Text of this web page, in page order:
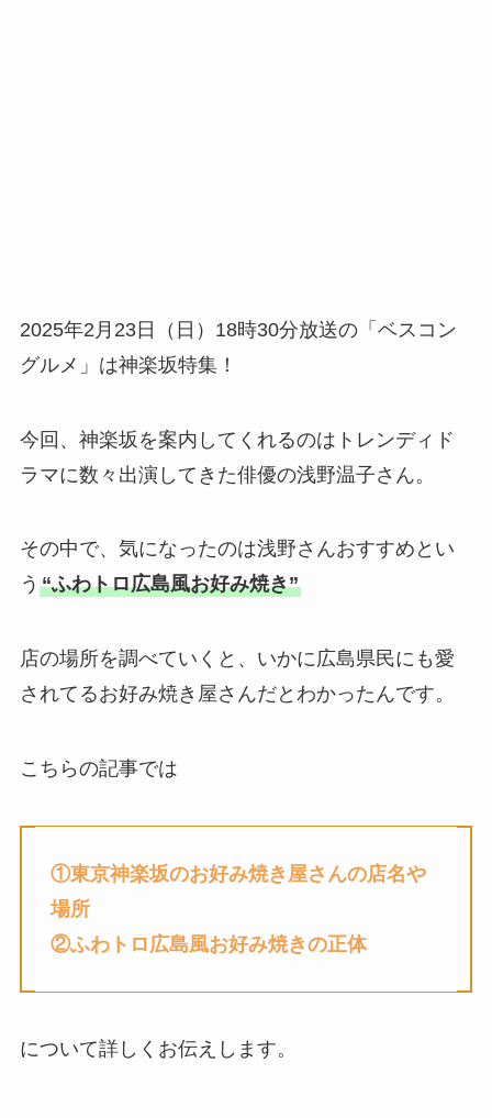
2025年2月23日（日）18時30分放送の「ベスコン
グルメ」は神楽坂特集！
今回、神楽坂を案内してくれるのはトレンディド
ラマに数々出演してきた俳優の浅野温子さん。
その中で、気になったのは浅野さんおすすめとい
う “ふわトロ広島風お好み焼き”
店の場所を調べていくと、いかに広島県民にも愛
されてるお好み焼き屋さんだとわかったんです。
こちらの記事では
①東京神楽坂のお好み焼き屋さんの店名や
場所
②ふわトロ広島風お好み焼きの正体
について詳しくお伝えします。